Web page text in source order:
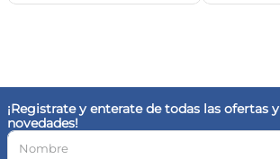
¡Registrate y enterate de todas las ofertas y
novedades!